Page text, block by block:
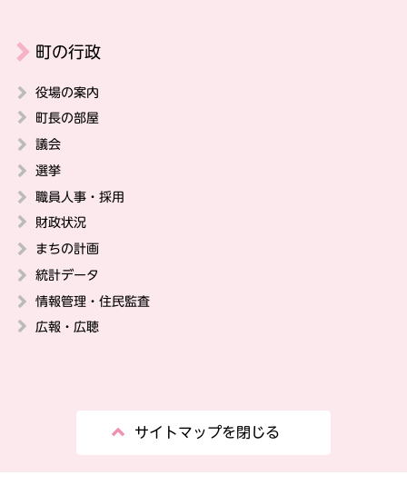
町の行政
役場の案内
町長の部屋
議会
選挙
職員人事・採用
財政状況
まちの計画
統計データ
情報管理・住民監査
広報・広聴
サイトマップを閉じる